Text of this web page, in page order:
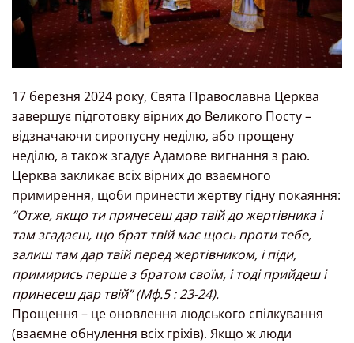
17 березня 2024 року, Свята Православна Церква
завершує підготовку вірних до Великого Посту –
відзначаючи сиропусну неділю, або прощену
неділю, а також згадує Адамове вигнання з раю.
Церква закликає всіх вірних до взаємного
примирення, щоби принести жертву гідну покаяння:
“Отже, якщо ти принесеш дар твій до жертівника і
там згадаєш, що брат твій має щось проти тебе,
залиш там дар твій перед жертівником, і піди,
примирись перше з братом своїм, і тоді прийдеш і
принесеш дар твій” (Мф.5 : 23-24).
Прощення – це оновлення людського спілкування
(взаємне обнулення всіх гріхів). Якщо ж люди